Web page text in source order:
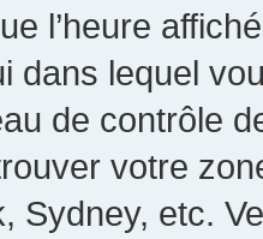
l’heure
dans lequel
de contrôle
votre
Sydney, etc.